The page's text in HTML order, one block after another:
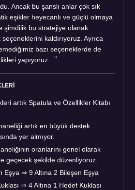
Ancak bu şanslı anlar çok sık
eşikler heyecanlı ve güçlü olmaya
şimdilik bu stratejiye olanak
kaldırıyoruz. Ayrıca
bazı seçeneklerde de
yapıyoruz.
artık Spatula ve Özellikler Kitabı
artık en büyük destek
yer almıyor.
oranlarını genel olarak
geçecek şekilde düzenliyoruz.
Eşya ⇒ 9 Altına 2 Bileşen Eşya
⇒ 4 Altına 1 Hedef Kuklası